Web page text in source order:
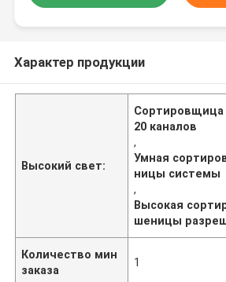
Характер продукции
Высокий свет:
20 каналов
,
Умная
ницы системы
,
Высокая
шеницы
Количество мин
заказа
1